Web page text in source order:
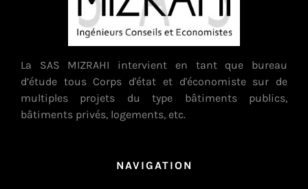
La SAS MIZRAHI intervient en tant que bureau
d’étude tous Corps d'état et d'économiste sur de
multiples projets du type bâtiments publics,
bâtiments privés, logements, etc.
NAVIGATION